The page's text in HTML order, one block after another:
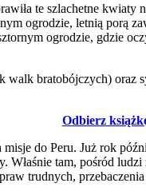
te szlachetne kwiaty
ogrodzie, letnią porą
ogrodzie, gdzie
bratobójczych) oraz
Odbierz
misje do Peru. Już rok
Właśnie tam, pośród
trudnych,